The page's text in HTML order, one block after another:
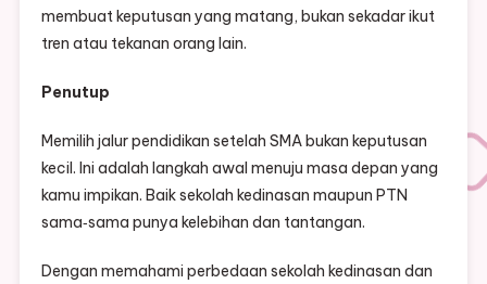
membuat keputusan yang matang, bukan sekadar ikut
tren atau tekanan orang lain.
Penutup
Memilih jalur pendidikan setelah SMA bukan keputusan
kecil. Ini adalah langkah awal menuju masa depan yang
kamu impikan. Baik sekolah kedinasan maupun PTN
sama‑sama punya kelebihan dan tantangan.
Dengan memahami perbedaan sekolah kedinasan dan